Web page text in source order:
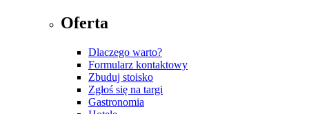
Oferta
Dlaczego warto?
Formularz kontaktowy
Zbuduj stoisko
Zgłoś się na targi
Gastronomia